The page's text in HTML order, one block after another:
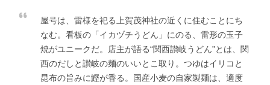
屋号は、雷様を祀る上賀茂神社の近くに住むことにち
なむ。看板の「イカヅチうどん」にのる、雷形の玉子
焼がユニークだ。店主が語る“関西讃岐うどん”とは、関
西のだしと讃岐の麺のいいとこ取り。つゆはイリコと
昆布の旨みに鰹が香る。国産小麦の自家製麺は、適度